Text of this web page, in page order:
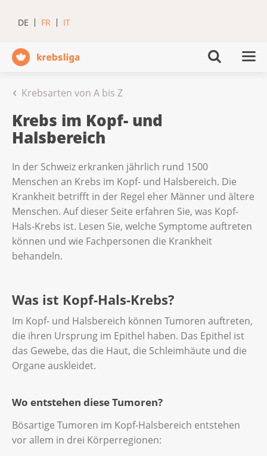
DE FR IT
Krebsarten von A bis Z
Krebs im Kopf- und
Halsbereich
In der Schweiz erkranken jährlich rund 1500
Menschen an Krebs im Kopf- und Halsbereich. Die
Krankheit betrifft in der Regel eher Männer und ältere
Menschen. Auf dieser Seite erfahren Sie, was Kopf-
Hals-Krebs ist. Lesen Sie, welche Symptome auftreten
können und wie Fachpersonen die Krankheit
behandeln.
Was ist Kopf-Hals-Krebs?
Im Kopf- und Halsbereich können Tumoren auftreten,
die ihren Ursprung im Epithel haben. Das Epithel ist
das Gewebe, das die Haut, die Schleimhäute und die
Organe auskleidet.
Wo entstehen diese Tumoren?
Bösartige Tumoren im Kopf-Halsbereich entstehen
vor allem in drei Körperregionen: